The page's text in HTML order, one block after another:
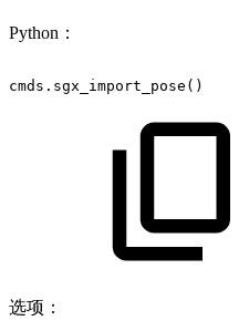
Python：
cmds.sgx_import_pose()
选项：